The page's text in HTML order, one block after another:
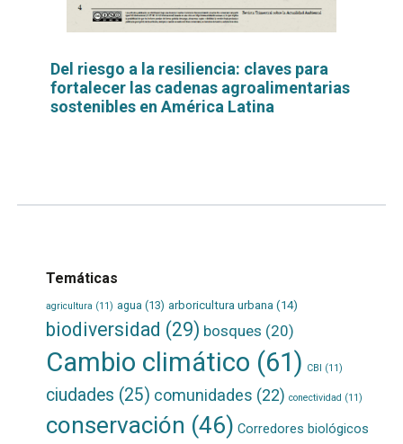
Del riesgo a la resiliencia: claves para
fortalecer las cadenas agroalimentarias
sostenibles en América Latina
Temáticas
agricultura (11) agua (13) arboricultura urbana (14)
biodiversidad (29) bosques (20)
Cambio climático (61) CBI (11)
ciudades (25) comunidades (22) conectividad (11)
conservación (46) Corredores biológicos